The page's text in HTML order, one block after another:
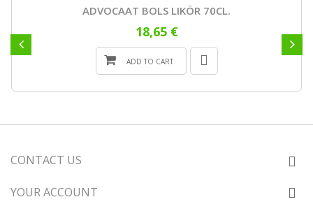
ADVOCAAT BOLS LIKÖR 70CL.
18,65 €
ADD TO CART
CONTACT US
YOUR ACCOUNT